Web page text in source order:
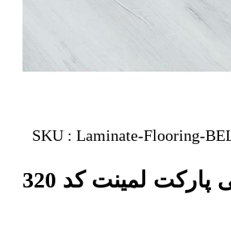
SKU : Laminate-Flooring-
خرید اینترنتی پارکت لمینت کد 320